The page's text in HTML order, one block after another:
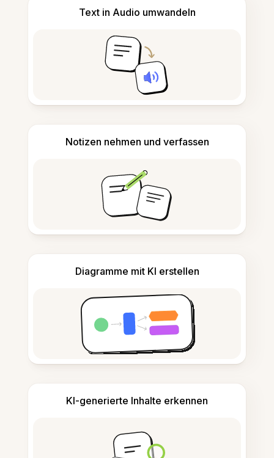
Text in Audio umwandeln
Notizen nehmen und verfassen
Diagramme mit KI erstellen
KI-generierte Inhalte erkennen